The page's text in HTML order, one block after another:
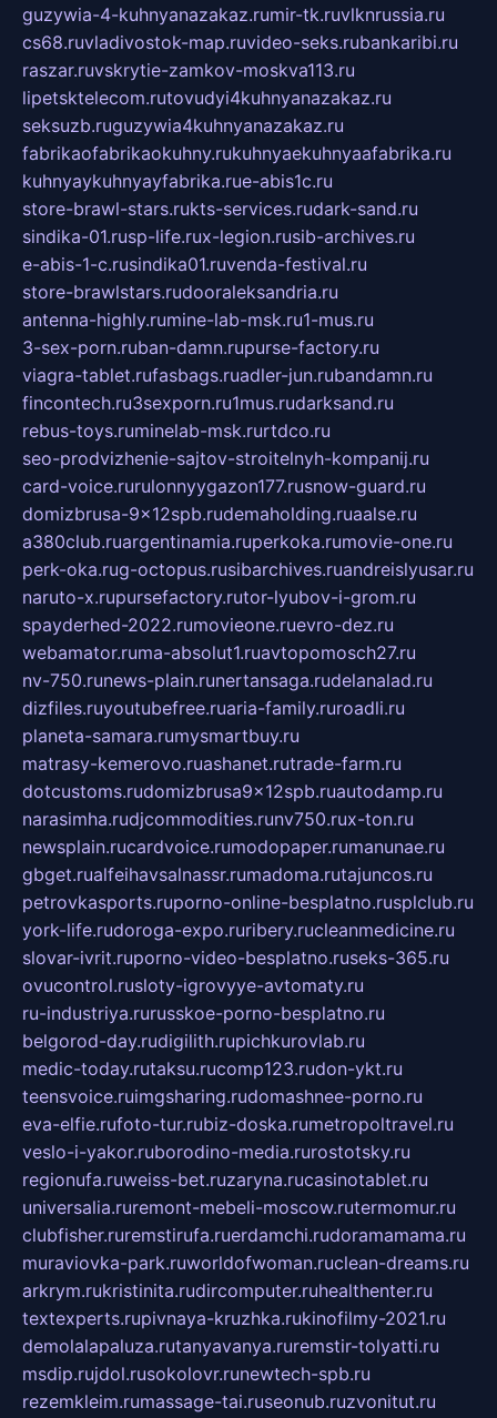
guzywia-4-kuhnyanazakaz.rumir-tk.ruvlknrussia.ru
cs68.ruvladivostok-map.ruvideo-seks.rubankaribi.ru
raszar.ruvskrytie-zamkov-moskva113.ru
lipetsktelecom.rutovudyi4kuhnyanazakaz.ru
seksuzb.ruguzywia4kuhnyanazakaz.ru
fabrikaofabrikaokuhny.rukuhnyaekuhnyaafabrika.ru
kuhnyaykuhnyayfabrika.rue-abis1c.ru
store-brawl-stars.rukts-services.rudark-sand.ru
sindika-01.rusp-life.rux-legion.rusib-archives.ru
e-abis-1-c.rusindika01.ruvenda-festival.ru
store-brawlstars.rudooraleksandria.ru
antenna-highly.rumine-lab-msk.ru1-mus.ru
3-sex-porn.ruban-damn.rupurse-factory.ru
viagra-tablet.rufasbags.ruadler-jun.rubandamn.ru
fincontech.ru3sexporn.ru1mus.rudarksand.ru
rebus-toys.ruminelab-msk.rurtdco.ru
seo-prodvizhenie-sajtov-stroitelnyh-kompanij.ru
card-voice.rurulonnyygazon177.rusnow-guard.ru
domizbrusa-9x12spb.rudemaholding.ruaalse.ru
a380club.ruargentinamia.ruperkoka.rumovie-one.ru
perk-oka.rug-octopus.rusibarchives.ruandreislyusar.ru
naruto-x.rupursefactory.rutor-lyubov-i-grom.ru
spayderhed-2022.rumovieone.ruevro-dez.ru
webamator.ruma-absolut1.ruavtopomosch27.ru
nv-750.runews-plain.runertansaga.rudelanalad.ru
dizfiles.ruyoutubefree.ruaria-family.ruroadli.ru
planeta-samara.rumysmartbuy.ru
matrasy-kemerovo.ruashanet.rutrade-farm.ru
dotcustoms.rudomizbrusa9x12spb.ruautodamp.ru
narasimha.rudjcommodities.runv750.rux-ton.ru
newsplain.rucardvoice.rumodopaper.rumanunae.ru
gbget.rualfeihavsalnassr.rumadoma.rutajuncos.ru
petrovkasports.ruporno-online-besplatno.rusplclub.ru
york-life.rudoroga-expo.ruribery.rucleanmedicine.ru
slovar-ivrit.ruporno-video-besplatno.ruseks-365.ru
ovucontrol.rusloty-igrovyye-avtomaty.ru
ru-industriya.rurusskoe-porno-besplatno.ru
belgorod-day.rudigilith.rupichkurovlab.ru
medic-today.rutaksu.rucomp123.rudon-ykt.ru
teensvoice.ruimgsharing.rudomashnee-porno.ru
eva-elfie.rufoto-tur.rubiz-doska.rumetropoltravel.ru
veslo-i-yakor.ruborodino-media.rurostotsky.ru
regionufa.ruweiss-bet.ruzaryna.rucasinotablet.ru
universalia.ruremont-mebeli-moscow.rutermomur.ru
clubfisher.ruremstirufa.ruerdamchi.rudoramamama.ru
muraviovka-park.ruworldofwoman.ruclean-dreams.ru
arkrym.rukristinita.rudircomputer.ruhealthenter.ru
textexperts.rupivnaya-kruzhka.rukinofilmy-2021.ru
demolalapaluza.rutanyavanya.ruremstir-tolyatti.ru
msdip.rujdol.rusokolovr.runewtech-spb.ru
rezemkleim.rumassage-tai.ruseonub.ruzvonitut.ru